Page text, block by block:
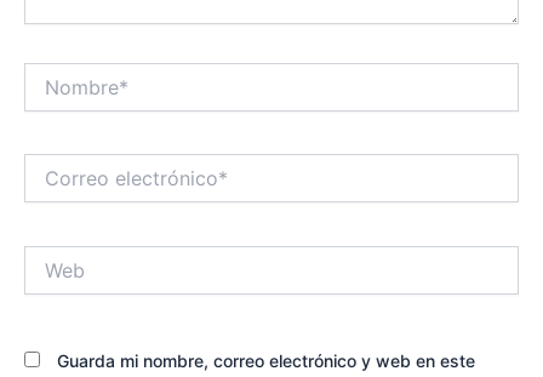
electrónico*
Guarda mi nombre, correo electrónico y web en este